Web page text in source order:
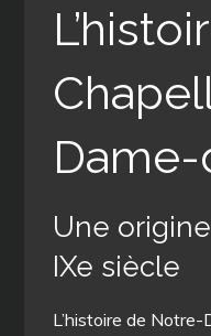
Une
IXe siècle
L’histoire de